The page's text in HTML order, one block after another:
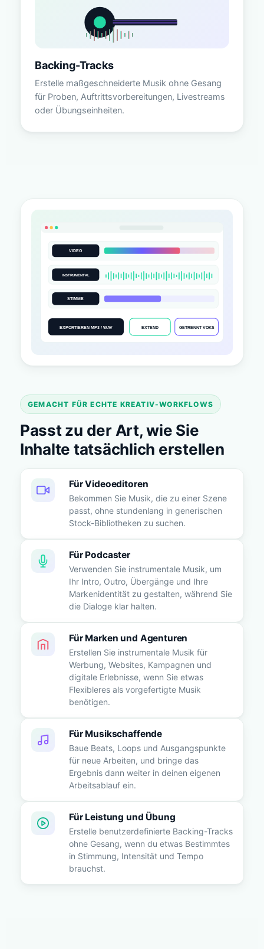
Backing-Tracks
Erstelle maßgeschneiderte Musik ohne Gesang
für Proben, Auftrittsvorbereitungen, Livestreams
oder Übungseinheiten.
VIDEO
INSTRUMENTAL
STIMME
EXPORTIEREN MP3 / WAV EXTEND GETRENNT VOKS
GEMACHT FÜR ECHTE KREATIV-WORKFLOWS
Passt zu der Art, wie Sie
Inhalte tatsächlich erstellen
Für Videoeditoren
Bekommen Sie Musik, die zu einer Szene
passt, ohne stundenlang in generischen
Stock-Bibliotheken zu suchen.
Für Podcaster
Verwenden Sie instrumentale Musik, um
Ihr Intro, Outro, Übergänge und Ihre
Markenidentität zu gestalten, während Sie
die Dialoge klar halten.
Für Marken und Agenturen
Erstellen Sie instrumentale Musik für
Werbung, Websites, Kampagnen und
digitale Erlebnisse, wenn Sie etwas
Flexibleres als vorgefertigte Musik
benötigen.
Für Musikschaffende
Baue Beats, Loops und Ausgangspunkte
für neue Arbeiten, und bringe das
Ergebnis dann weiter in deinen eigenen
Arbeitsablauf ein.
Für Leistung und Übung
Erstelle benutzerdefinierte Backing-Tracks
ohne Gesang, wenn du etwas Bestimmtes
in Stimmung, Intensität und Tempo
brauchst.